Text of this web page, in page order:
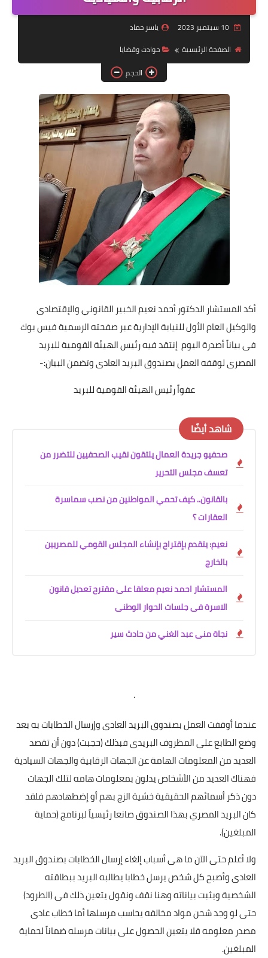
مال وعمال
حوادث وقضايا
المزيد
10 سبتمبر 2023
ياسر حماد
الصفحة الرئيسية
حوادث وقضايا
الحجم
أكد المستشار الدكتور أحمد نعيم الخبير القانوني والإقتصادى
والوكيل العام الأول للنيابة الإدارية عبر صفحته الرسمية فيس بوك
فى بياناً أصدرة اليوم إنتقد فيه رئيس الهيئة القومية للبريد
المصرى لوقفه العمل بصندوق البريد العادى وتضمن البيان:-
عفواً رئيس الهيئة القومية للبريد
شاهد أيضًا
صحفيو جريدة العمال يلتقون نقيب الصحفيين للتضرر من
تعسف مجلس التحرير
بالقانون.. كيف تحمي المواطنين من نصب سماسرة
العقارات ؟
نعيم: يتقدم بإقتراح بإنشاء المجلس القومي للمصريين
بالخارج
المستشار احمد نعيم معلقا على مقترح تعديل قانون
الاسرة فى جلسات الحوار الوطنى
نجاة منى عبد الغني من حادث سير
.
عندما أوقفت العمل بصندوق البريد العادى وإرسال الخطابات به بعد
وضع الطابع على المظروف البريدى فبذلك (حجبت) دون أن تقصد
العديد من المعلومات الهامة عن الجهات الرقابية والجهات السيادية
فهناك العديد من الأشخاص يدلون بمعلومات هامه لتلك الجهات
دون ذكر أسمائهم الحقيقية خشية الزج بهم أو إضطهادهم فلقد
كان البريد المصري بهذا الصندوق صانعا رئيسياً لبرنامج (حماية
المبلغين).
ولا أعلم حتى الآن ما هى أسباب إلغاء إرسال الخطابات بصندوق البريد
العادى وأصبح كل شخص يرسل خطابا يطالبه البريد ببطاقته
الشخصية ويثبت بياناته وهنا نقف ونقول يتعين ذلك فى (الطرود)
حتى لو وجد شحن مواد مخالفه يحاسب مرسلها أما خطاب عادى
مصدر معلومه فلا يتعين الحصول على بيانات مرسله ضماناً لحماية
المبلغين.